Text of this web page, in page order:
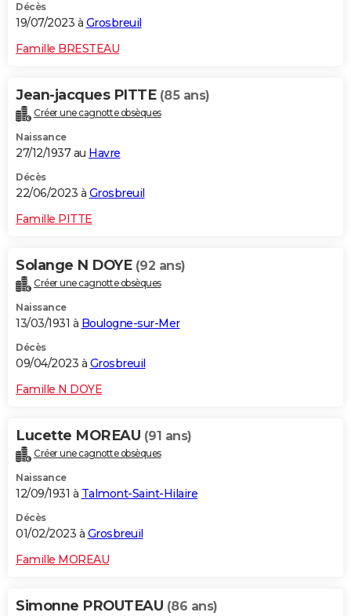
Décès
19/07/2023 à Grosbreuil
Famille BRESTEAU
Jean-jacques PITTE (85 ans)
Créer une cagnotte obsèques
Naissance
27/12/1937 au Havre
Décès
22/06/2023 à Grosbreuil
Famille PITTE
Solange N DOYE (92 ans)
Créer une cagnotte obsèques
Naissance
13/03/1931 à Boulogne-sur-Mer
Décès
09/04/2023 à Grosbreuil
Famille N DOYE
Lucette MOREAU (91 ans)
Créer une cagnotte obsèques
Naissance
12/09/1931 à Talmont-Saint-Hilaire
Décès
01/02/2023 à Grosbreuil
Famille MOREAU
Simonne PROUTEAU (86 ans)